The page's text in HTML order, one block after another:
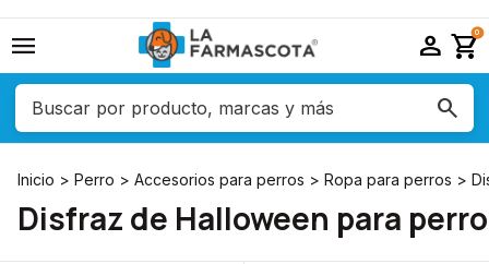
menu person shopping_cart
0
Inicio > Perro > Accesorios para perros > Ropa para perros >
Disfraz de Halloween para